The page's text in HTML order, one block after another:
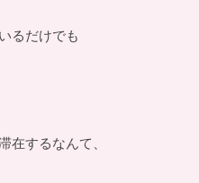
るだけでも
在するなんて、